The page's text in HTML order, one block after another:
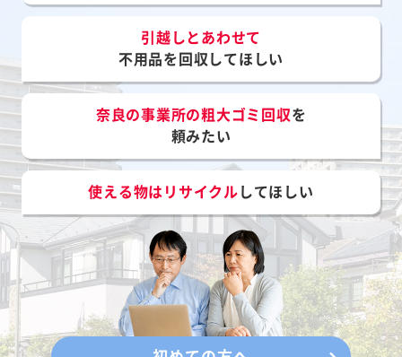
引越しとあわせて
不用品を回収してほしい
奈良の事業所の粗大ゴミ回収を
頼みたい
使える物はリサイクルしてほしい